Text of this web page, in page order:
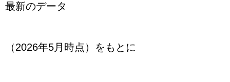
最新のデータ
（2026年5月時点）をもとに